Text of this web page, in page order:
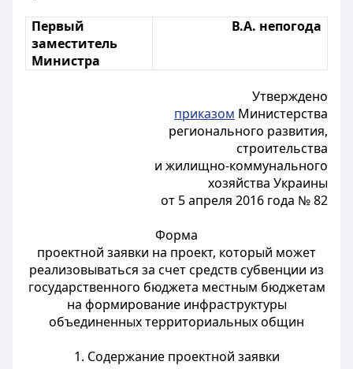
Первый
заместитель
Министра
В.А. непогода
Утверждено
приказом Министерства
регионального развития,
строительства
и жилищно-коммунального
хозяйства Украины
от 5 апреля 2016 года № 82
Форма
проектной заявки на проект, который может
реализовываться за счет средств субвенции из
государственного бюджета местным бюджетам
на формирование инфраструктуры
объединенных территориальных общин
1. Содержание проектной заявки